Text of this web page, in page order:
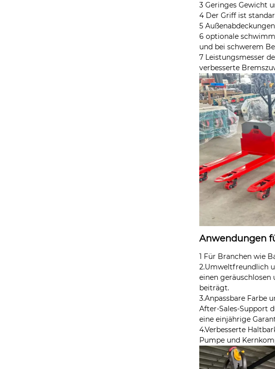
3 Geringes Gewicht
4 Der Griff ist
5
6 optionale
und bei schwerem
7 Leistungsmesser
verbesserte
Anwendungen
1 Für Branchen wie
2.Umweltfreundlich
einen
beiträgt.
3.Anpassbare Farbe
After-Sales-Support
eine einjährige
4.Verbesserte
Pumpe und